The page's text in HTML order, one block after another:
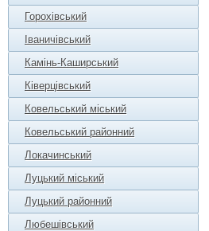
Горохівський
Іваничівський
Камінь-Каширський
Ківерцівський
Ковельський міський
Ковельський районний
Локачинський
Луцький міський
Луцький районний
Любешівський